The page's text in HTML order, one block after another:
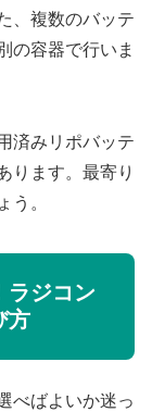
、複数のバッテ
の容器で行いま
済みリポバッテ
ります。最寄り
う。
ラジコン
方
べばよいか迷っ